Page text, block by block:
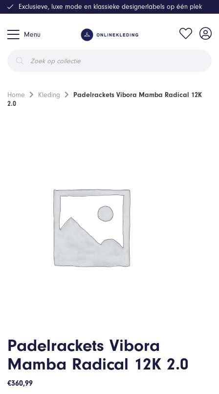
Menu
zoeken
Exclusieve, luxe mode en klassieke designerlabels op één plek
Home Kleding
Padelrackets Vibora Mamba Radical 12K
2.0
Padelrackets Vibora
Mamba Radical 12K 2.0
€360,99